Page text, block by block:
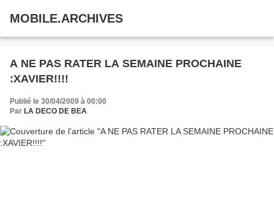
MOBILE.ARCHIVES
A NE PAS RATER LA SEMAINE PROCHAINE
:XAVIER!!!!
Publié le 30/04/2009 à 00:00
Par LA DECO DE BEA